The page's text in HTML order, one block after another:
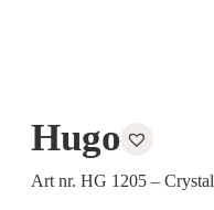
Hugo
Art nr. HG 1205 – Crystal